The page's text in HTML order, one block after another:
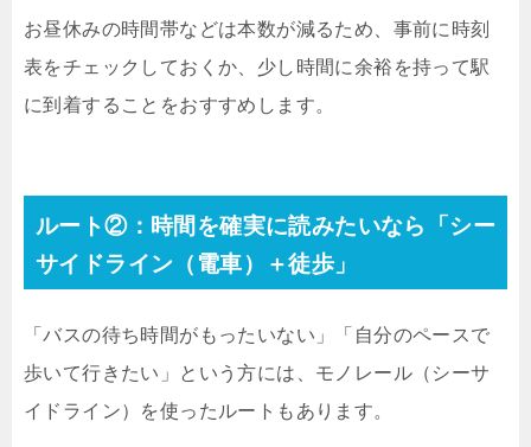
お昼休みの時間帯などは本数が減るため、事前に時刻
表をチェックしておくか、少し時間に余裕を持って駅
に到着することをおすすめします。
ルート②：時間を確実に読みたいなら「シー
サイドライン（電車）＋徒歩」
「バスの待ち時間がもったいない」「自分のペースで
歩いて行きたい」という方には、モノレール（シーサ
イドライン）を使ったルートもあります。